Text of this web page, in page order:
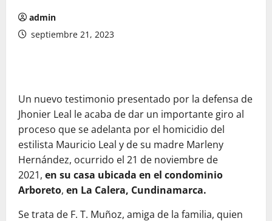
admin
septiembre 21, 2023
Un nuevo testimonio presentado por la defensa de
Jhonier Leal le acaba de dar un importante giro al
proceso que se adelanta por el homicidio del
estilista Mauricio Leal y de su madre Marleny
Hernández, ocurrido el 21 de noviembre de
2021, en su casa ubicada en el condominio
Arboreto, en La Calera, Cundinamarca.
Se trata de F. T. Muñoz, amiga de la familia, quien